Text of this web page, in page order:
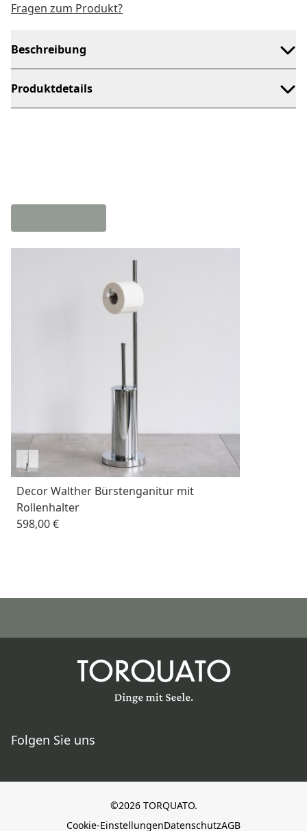
Fragen zum Produkt?
Beschreibung
Produktdetails
Decor Walther Bürstenganitur mit
Rollenhalter
598,00 €
Folgen Sie uns
©2026 TORQUATO.
Cookie-EinstellungenDatenschutzAGB